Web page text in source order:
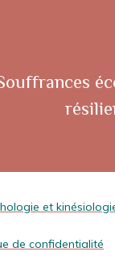
et
de confidentialité